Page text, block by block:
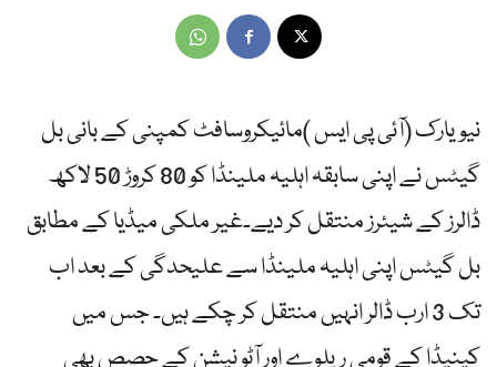
نیویارک (آئی پی ایس )مائیکروسافٹ کمپنی کے بانی بل
گیٹس نے اپنی سابقہ اہلیہ ملینڈا کو 80 کروڑ 50 لاکھ
ڈالرز کے شیئرز منتقل کر دیے۔غیر ملکی میڈیا کے مطابق
بل گیٹس اپنی اہلیہ ملینڈا سے علیحدگی کے بعد اب
تک 3 ارب ڈالر انہیں منتقل کر چکے ہیں۔ جس میں
کینیڈا کے قومی ریلوے اور آٹو نیشن کے حصص بھی